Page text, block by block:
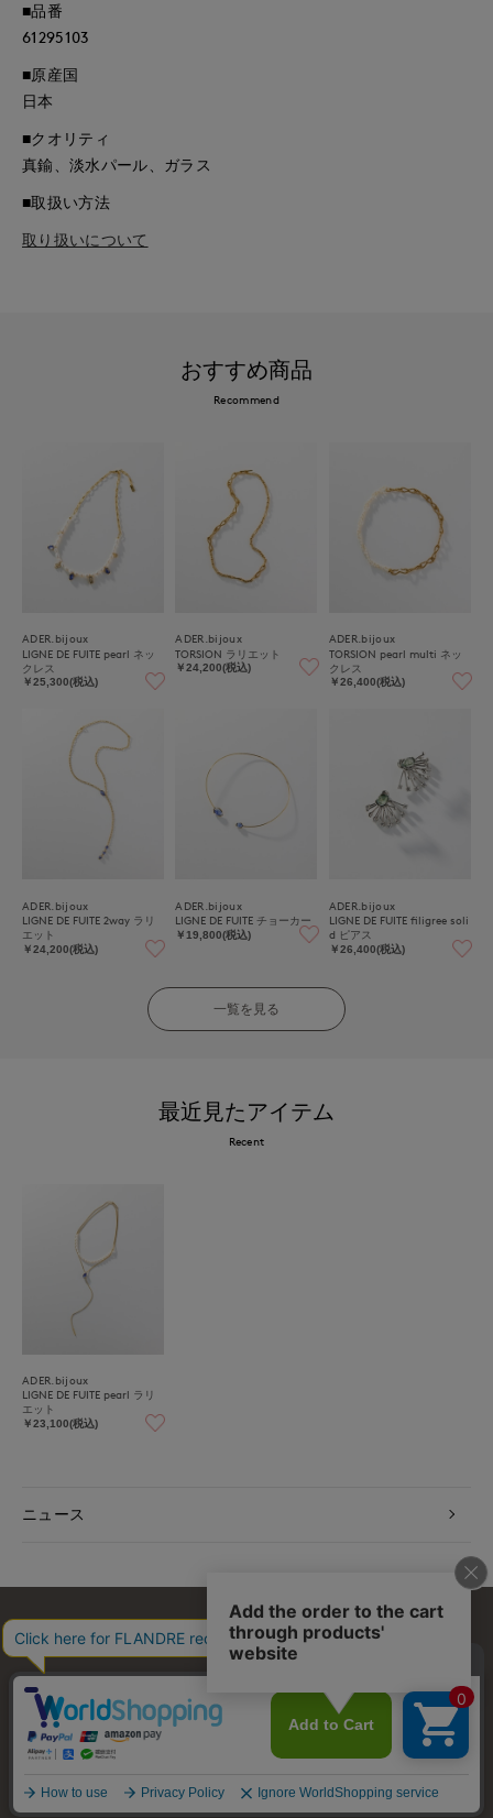
■品番
61295103
■原産国
日本
■クオリティ
真鍮、淡水パール、ガラス
■取扱い方法
取り扱いについて
おすすめ商品
Recommend
ADER.bijoux
LIGNE DE FUITE pearl ネッ
クレス
￥25,300(税込)
ADER.bijoux
TORSION ラリエット
￥24,200(税込)
ADER.bijoux
TORSION pearl multi ネッ
クレス
￥26,400(税込)
ADER.bijoux
LIGNE DE FUITE 2way ラリ
エット
￥24,200(税込)
ADER.bijoux
LIGNE DE FUITE チョーカー
￥19,800(税込)
ADER.bijoux
LIGNE DE FUITE filigree soli
d ピアス
￥26,400(税込)
一覧を見る
最近見たアイテム
Recent
ADER.bijoux
LIGNE DE FUITE pearl ラリ
エット
￥23,100(税込)
ニュース
お問い合わせ 利用規約 会社概要 プライバシーポリシー
特定商取引・古物営業法に基づく表示 店舗リスト